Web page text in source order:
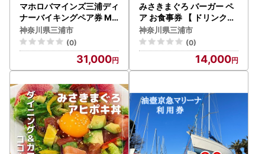
マホロバマインズ三浦ディ
ナーバイキングペア券 M0
14-004 チケット 体験
神奈川県三浦市
(0)
31,000
みさきまぐろ バーガー ペ
ア お食事券 【 ドリンク・
ポテト付き 】 M094-001
チケット 体験
神奈川県三浦市
(0)
14,000